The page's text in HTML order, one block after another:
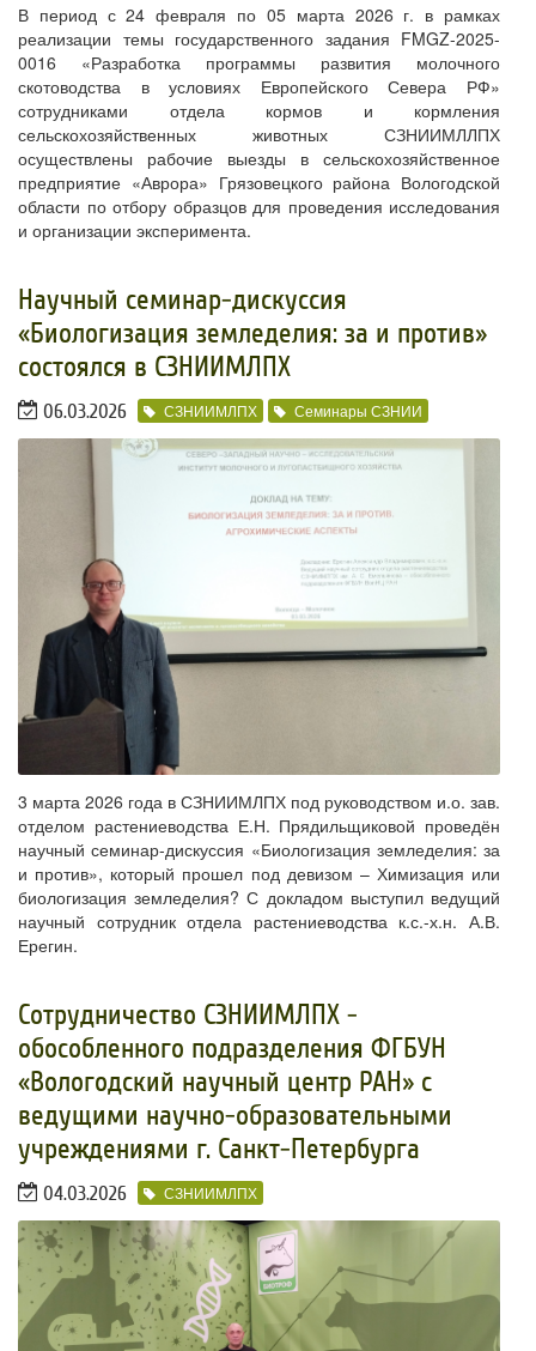
В период с 24 февраля по 05 марта 2026 г. в рамках
реализации темы государственного задания FMGZ-2025-
0016 «Разработка программы развития молочного
скотоводства в условиях Европейского Севера РФ»
сотрудниками отдела кормов и кормления
сельскохозяйственных животных СЗНИИМЛЛПХ
осуществлены рабочие выезды в сельскохозяйственное
предприятие «Аврора» Грязовецкого района Вологодской
области по отбору образцов для проведения исследования
и организации эксперимента.
​Научный семинар-дискуссия
«Биологизация земледелия: за и против»
состоялся в СЗНИИМЛПХ
06.03.2026 СЗНИИМЛПХ Семинары СЗНИИ
3 марта 2026 года в СЗНИИМЛПХ под руководством и.о. зав.
отделом растениеводства Е.Н. Прядильщиковой проведён
научный семинар-дискуссия «Биологизация земледелия: за
и против», который прошел под девизом – Химизация или
биологизация земледелия? С докладом выступил ведущий
научный сотрудник отдела растениеводства к.с.-х.н. А.В.
Ерегин.
​Сотрудничество СЗНИИМЛПХ -
обособленного подразделения ФГБУН
«Вологодский научный центр РАН» с
ведущими научно-образовательными
учреждениями г. Санкт-Петербурга
04.03.2026 СЗНИИМЛПХ